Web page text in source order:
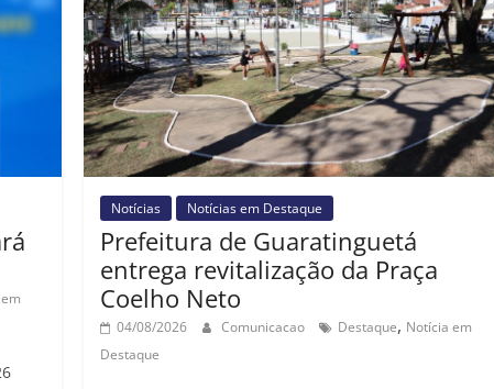
Notícias Notícias em Destaque
Prefeitura de Guaratinguetá
entrega revitalização da Praça
Coelho Neto
04/08/2026 Comunicacao Destaque, Notícia em
Destaque